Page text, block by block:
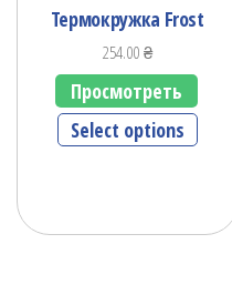
Термокружка Frost
254.00₴
Просмотреть
Select options